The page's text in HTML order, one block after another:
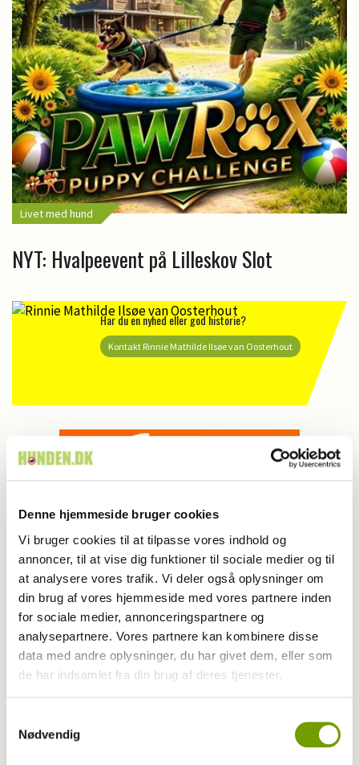
Denne hjemmeside bruger cookies
Vi bruger cookies til at tilpasse vores indhold og
annoncer, til at vise dig funktioner til sociale medier og til
at analysere vores trafik. Vi deler også oplysninger om
din brug af vores hjemmeside med vores partnere inden
for sociale medier, annonceringspartnere og
analysepartnere. Vores partnere kan kombinere disse
data med andre oplysninger, du har givet dem, eller som
de har indsamlet fra din brug af deres tjenester.
Nødvendig
Livet med hund
NYT: Hvalpeevent på Lilleskov Slot
Har du en nyhed eller god historie?
Kontakt Rinnie Mathilde Ilsøe van Oosterhout